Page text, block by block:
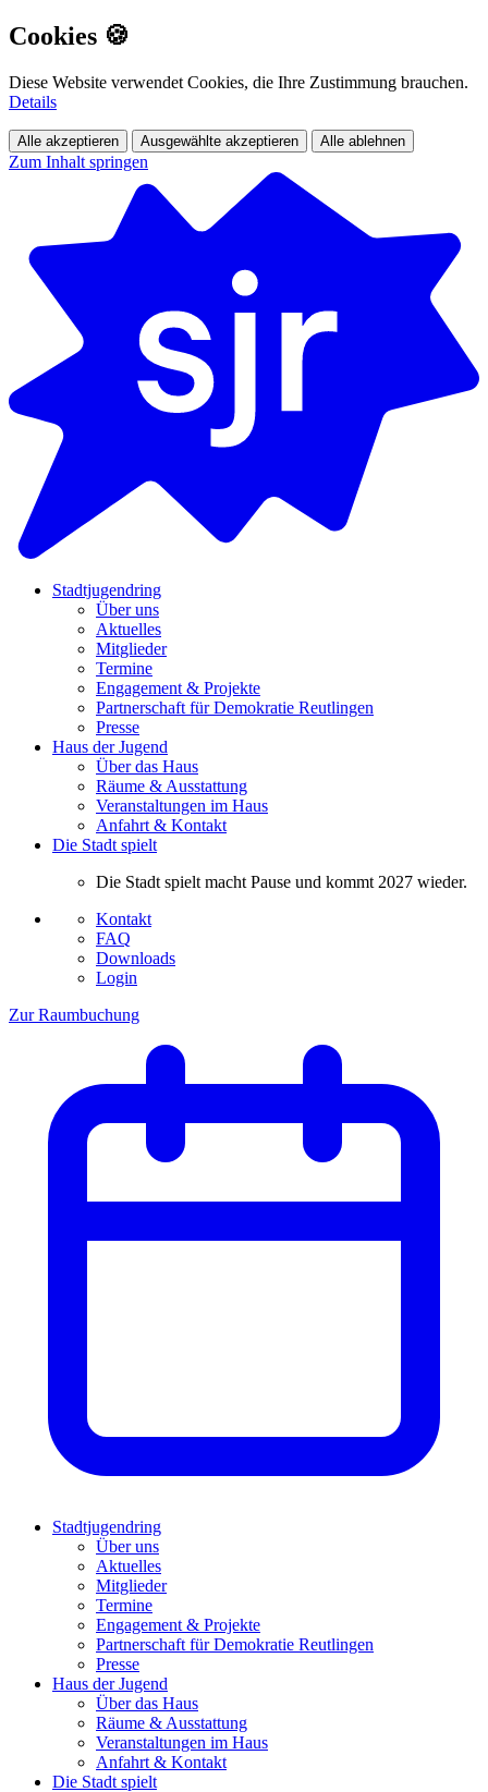
Cookies 🍪
Diese Website verwendet Cookies, die Ihre Zustimmung brauchen.
Details
Alle akzeptieren Ausgewählte akzeptieren Alle ablehnen
Zum Inhalt springen
Stadtjugendring
Über uns
Aktuelles
Mitglieder
Termine
Engagement & Projekte
Partnerschaft für Demokratie Reutlingen
Presse
Haus der Jugend
Über das Haus
Räume & Ausstattung
Veranstaltungen im Haus
Anfahrt & Kontakt
Die Stadt spielt
Die Stadt spielt macht Pause und kommt 2027 wieder.
Kontakt
FAQ
Downloads
Login
Zur Raumbuchung
Stadtjugendring
Über uns
Aktuelles
Mitglieder
Termine
Engagement & Projekte
Partnerschaft für Demokratie Reutlingen
Presse
Haus der Jugend
Über das Haus
Räume & Ausstattung
Veranstaltungen im Haus
Anfahrt & Kontakt
Die Stadt spielt